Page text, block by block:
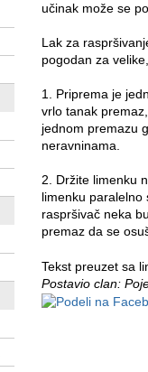
učinak može se
Lak za
pogodan za
1. Priprema je
vrlo tanak
jednom premazu
neravninama.
2. Držite limenku
limenku paralelno
raspršivač neka
premaz da se
Tekst preuzet sa
Postavio clan: